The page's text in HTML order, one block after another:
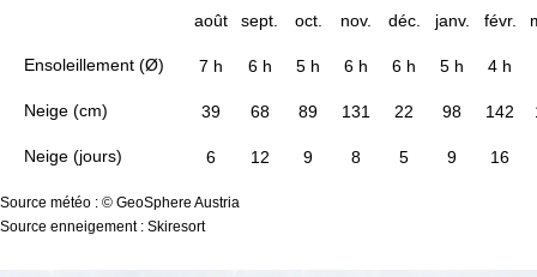
Ensoleillement (Ø)
Neige (cm)
Neige (jours)
août sept. oct. nov. déc. janv. févr.
7 h 6 h 5 h 6 h 6 h 5 h 4 h
39 68 89 131 22 98 142
6 12 9 8 5 9 16
Source météo : © GeoSphere Austria
Source enneigement : Skiresort